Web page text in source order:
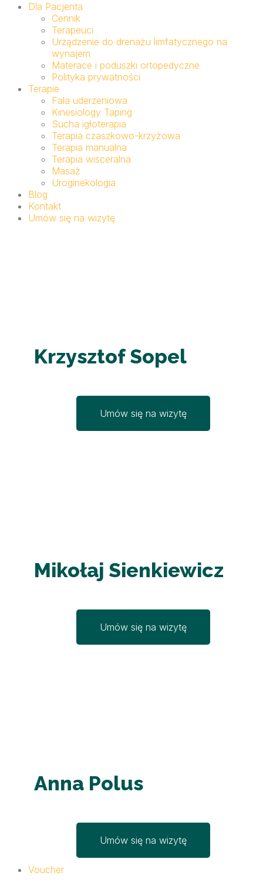
Dla Pacjenta
Cennik
Terapeuci
Urządzenie do drenażu limfatycznego na
wynajem
Materace i poduszki ortopedyczne
Polityka prywatności
Terapie
Fala uderzeniowa
Kinesiology Taping
Sucha igłoterapia
Terapia czaszkowo-krzyżowa
Terapia manualna
Terapia wisceralna
Masaż
Uroginekologia
Blog
Kontakt
Umów się na wizytę
Krzysztof Sopel
Umów się na wizytę
Mikołaj Sienkiewicz
Umów się na wizytę
Anna Polus
Umów się na wizytę
Voucher